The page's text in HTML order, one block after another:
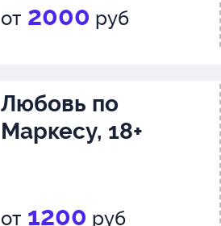
от 2000 руб
Любовь по
Маркесу, 18+
от 1200 руб